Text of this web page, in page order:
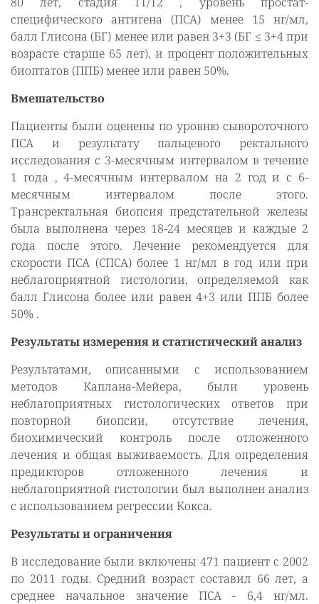
специфического антигена (ПСА) менее 15 нг/мл,
балл Глисона (БГ) менее или равен 3+3 (БГ ≤ 3+4 при
возрасте старше 65 лет), и процент положительных
биоптатов (ППБ) менее или равен 50%.
Вмешательство
Пациенты были оценены по уровню сывороточного
ПСА и результату пальцевого ректального
исследования с 3-месячным интервалом в течение
1 года , 4-месячным интервалом на 2 год и с 6-
месячным интервалом после этого.
Трансректальная биопсия предстательной железы
была выполнена через 18-24 месяцев и каждые 2
года после этого. Лечение рекомендуется для
скорости ПСА (СПСА) более 1 нг/мл в год или при
неблагоприятной гистологии, определяемой как
балл Глисона более или равен 4+3 или ППБ более
50% .
Результаты измерения и статистический анализ
Результатами, описанными с использованием
методов Каплана-Мейера, были уровень
неблагоприятных гистологических ответов при
повторной биопсии, отсутствие лечения,
биохимический контроль после отложенного
лечения и общая выживаемость. Для определения
предикторов отложенного лечения и
неблагоприятной гистологии был выполнен анализ
с использованием регрессии Кокса.
Результаты и ограничения
В исследование были включены 471 пациент с 2002
по 2011 годы. Средний возраст составил 66 лет, а
среднее начальное значение ПСА - 6,4 нг/мл.